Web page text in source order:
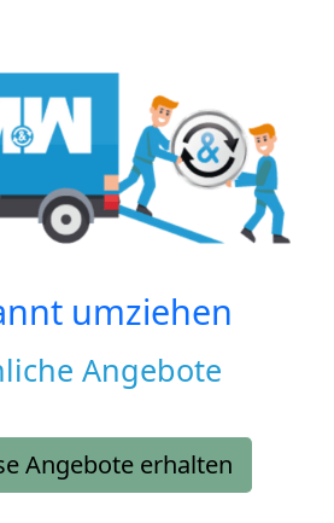
umziehen
Angebote
Angebote erhalten